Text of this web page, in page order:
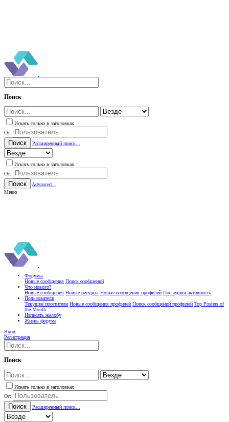
Поиск
Искать только в заголовках
От:
Поиск Расширенный поиск...
Искать только в заголовках
От:
Поиск
Advanced...
Меню
Форумы
Новые сообщения Поиск сообщений
Что нового?
Новые сообщения Новые ресурсы Новые сообщения профилей Последняя активность
Пользователи
Текущие посетители Новые сообщения профилей Поиск сообщений профилей Top Posters of
the Month
Написать жалобу
Жизнь форума
Вход
Регистрация
Поиск
Искать только в заголовках
От:
Поиск Расширенный поиск...